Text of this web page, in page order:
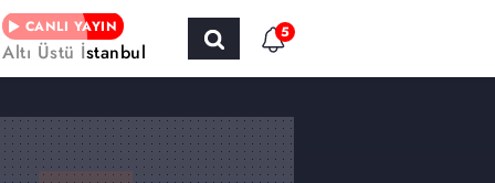
CANLI YAYIN
Altı Üstü İstanbul
5